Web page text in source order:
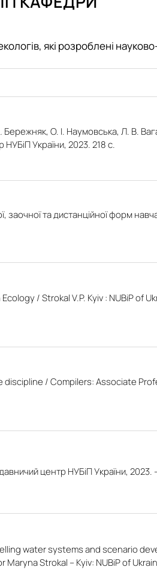
які розроблені
Бережняк, О. І. Наумовська, Л. В.
України, 2023. 218 с.
та дистанційної форм
/ Strokal V.P. Kyiv : NUBiP of
/ Compilers: Associate
центр НУБіП України, 2023.
water systems and scenario
Strokal – Kyiv: NUBiP of